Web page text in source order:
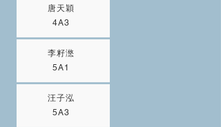
唐天穎
4A3
李籽滺
5A1
汪子泓
5A3